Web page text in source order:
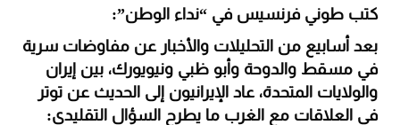
كتب طوني فرنسيس في “نداء الوطن”:
بعد أسابيع من التحليلات والأخبار عن مفاوضات سرية
في مسقط والدوحة وأبو ظبي ونيويورك، بين إيران
والولايات المتحدة، عاد الإيرانيون إلى الحديث عن توتر
في العلاقات مع الغرب ما يطرح السؤال التقليدي: